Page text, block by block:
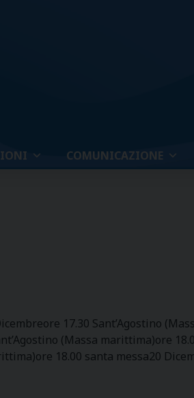
COMUNICAZIONE
17.30 Sant’Agostino
(Massa marittima)ore
18.00 santa messa20